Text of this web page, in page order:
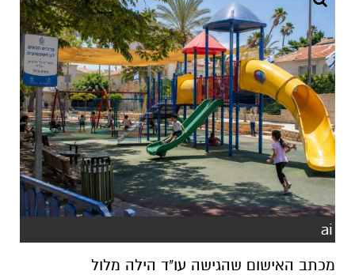
ai
מכתב האישום שהגישה עו"ד הילה מלול